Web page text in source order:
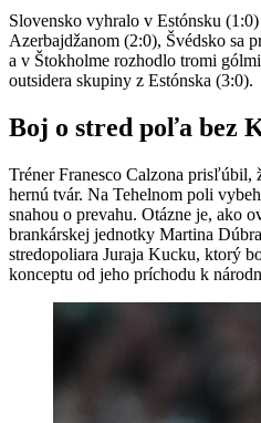
Slovensko vyhralo v Estónsku
Azerbajdžanom (2:0), Švédsko sa
a v Štokholme rozhodlo tromi
outsidera skupiny z Estónska (3:0).
Boj o stred poľa bez
Tréner Franesco Calzona prisľúbil,
hernú tvár. Na Tehelnom poli
snahou o prevahu. Otázne je, ako
brankárskej jednotky Martina
stredopoliara Juraja Kucku, ktorý
konceptu od jeho príchodu k